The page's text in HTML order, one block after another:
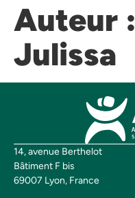
Auteur :
Julissa
14, avenue Berthelot
Bâtiment F bis
69007 Lyon, France